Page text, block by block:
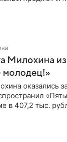
Милохина
молодец!»
оказались
в 407,2 тыс.